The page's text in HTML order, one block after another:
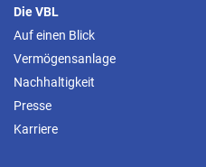
Die VBL
Auf einen Blick
Vermögensanlage
Nachhaltigkeit
Presse
Karriere